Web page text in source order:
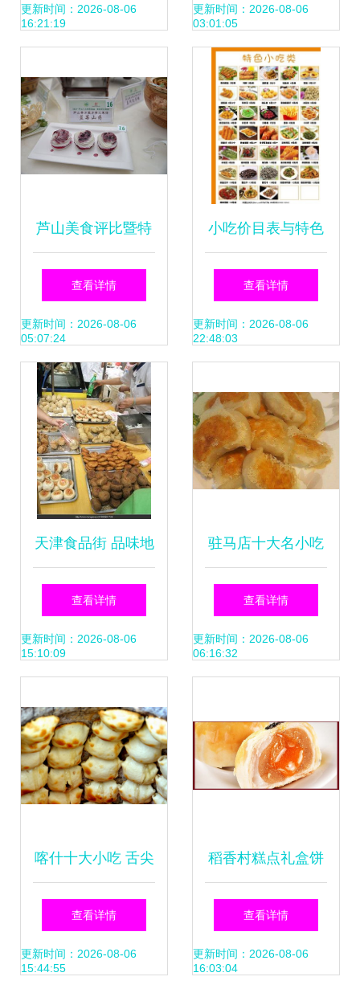
遇
更新时间：2026-08-06
16:21:19
饮创业新征程
更新时间：2026-08-06
03:01:05
芦山美食评比暨特
色旅游小商品评比
活动圆满落幕，引
爆加盟热潮
查看详情
更新时间：2026-08-06
05:07:24
小吃价目表与特色
推荐
查看详情
更新时间：2026-08-06
22:48:03
天津食品街 品味地
道的特色小吃之旅
查看详情
更新时间：2026-08-06
15:10:09
驻马店十大名小吃
之首 粉浆面条，你
来尝过没？
查看详情
更新时间：2026-08-06
06:16:32
喀什十大小吃 舌尖
上的丝路风味
查看详情
更新时间：2026-08-06
15:44:55
稻香村糕点礼盒饼
干蛋糕点心 曲奇饼
干传统特产小吃
查看详情
更新时间：2026-08-06
16:03:04